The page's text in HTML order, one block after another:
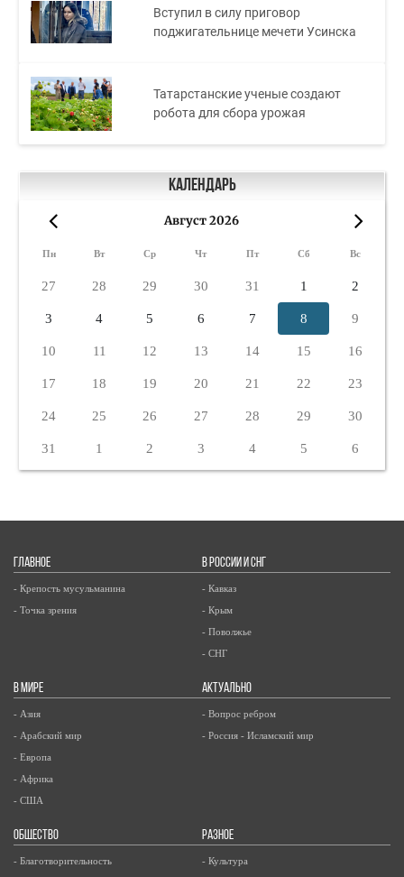
Вступил в силу приговор
поджигательнице мечети Усинска
Татарстанские ученые создают
робота для сбора урожая
Календарь
Август 2026
Пн Вт Ср Чт Пт Сб Вс
27 28 29 30 31 1 2
3 4 5 6 7 8 9
10 11 12 13 14 15 16
17 18 19 20 21 22 23
24 25 26 27 28 29 30
31 1 2 3 4 5 6
ГЛАВНОЕ
- Крепость мусульманина
- Точка зрения
В РОССИИ И СНГ
- Кавказ
- Крым
- Поволжье
- СНГ
В МИРЕ
- Азия
- Арабский мир
- Европа
- Африка
- США
АКТУАЛЬНО
- Вопрос ребром
- Россия - Исламский мир
ОБЩЕСТВО
- Благотворительность
РАЗНОЕ
- Культура